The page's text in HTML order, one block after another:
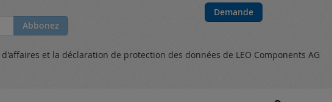
Abbonez
Demande
d'affaires et la déclaration de protection des données de LEO Components AG